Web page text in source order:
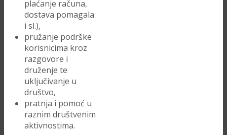
plaćanje računa,
dostava pomagala
i sl.),
pružanje podrške
korisnicima kroz
razgovore i
druženje te
uključivanje u
društvo,
pratnja i pomoć u
raznim društvenim
aktivnostima.